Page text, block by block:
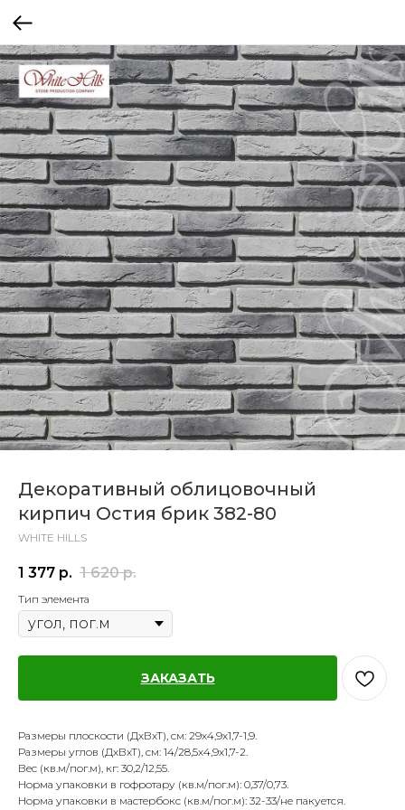
Декоративный облицовочный
кирпич Остия брик 382-80
WHITE HILLS
1 377 р. 1 620 р.
Тип элемента
ЗАКАЗАТЬ
Размеры плоскости (ДхВхТ), см: 29х4,9х1,7-1,9.
Размеры углов (ДхВхТ), см: 14/28,5х4,9х1,7-2.
Вес (кв.м/пог.м), кг: 30,2/12,55.
Норма упаковки в гофротару (кв.м/пог.м): 0,37/0,73.
Норма упаковки в мастербокс (кв.м/пог.м): 32-33/не пакуется.